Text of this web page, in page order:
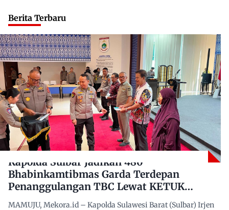
Berita Terbaru
Kapolda Sulbar Jadikan 480
Bhabinkamtibmas Garda Terdepan
Penanggulangan TBC Lewat KETUK
DOORS di 650 Desa
MAMUJU, Mekora.id – Kapolda Sulawesi Barat (Sulbar) Irjen